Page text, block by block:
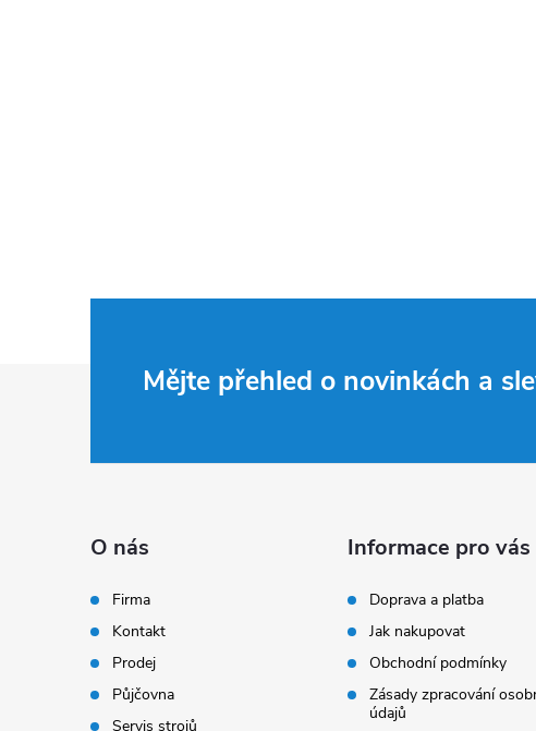
Mějte přehled o novinkách a
O nás
Firma
Kontakt
Prodej
Půjčovna
Servis strojů
Informace pro vás
Doprava a platba
Jak nakupovat
Obchodní podmínky
Zásady zpracování
údajů